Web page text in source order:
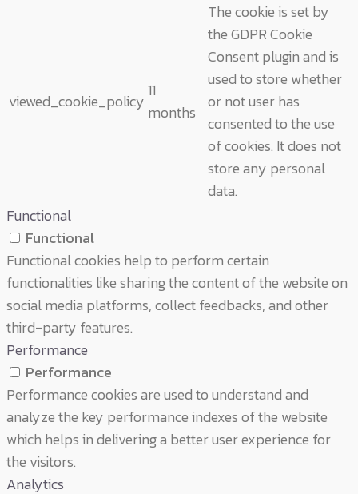
viewed_cookie_policy
11
months
The cookie is set by
the GDPR Cookie
Consent plugin and is
used to store whether
or not user has
consented to the use
of cookies. It does not
store any personal
data.
Functional
Functional
Functional cookies help to perform certain
functionalities like sharing the content of the website on
social media platforms, collect feedbacks, and other
third-party features.
Performance
Performance
Performance cookies are used to understand and
analyze the key performance indexes of the website
which helps in delivering a better user experience for
the visitors.
Analytics